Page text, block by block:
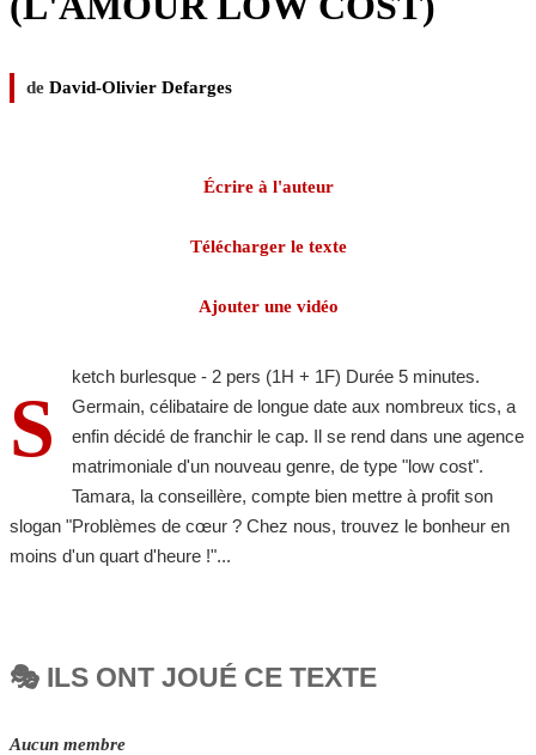
de David-Olivier Defarges
Écrire à l'auteur
Télécharger le texte
Ajouter une vidéo
S
ketch burlesque - 2 pers (1H + 1F) Durée 5 minutes.
Germain, célibataire de longue date aux nombreux tics, a
enfin décidé de franchir le cap. Il se rend dans une agence
matrimoniale d'un nouveau genre, de type "low cost".
Tamara, la conseillère, compte bien mettre à profit son
slogan "Problèmes de cœur ? Chez nous, trouvez le bonheur en
moins d'un quart d'heure !"...
🎭 ILS ONT JOUÉ CE TEXTE
Aucun membre